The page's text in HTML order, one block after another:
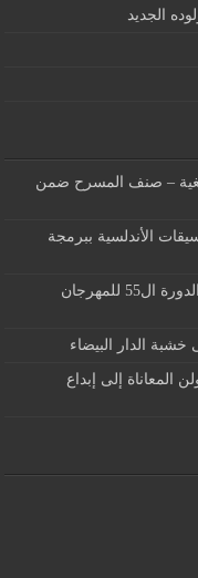
الجديد
– صنف المسرح ضمن
الأندلسية ببرمجة
موكب احتفالي مفعم بالألوان والإيقاعات يفتتح الدورة ال55 للمهرجان
الدار البيضاء
المعاناة إلى إبداع